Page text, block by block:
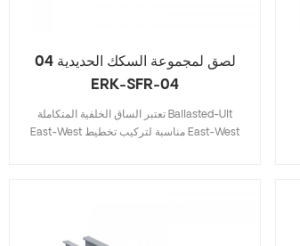
لصق لمجموعة السكك الحديدية 04
ERK-SFR-04
تعتبر الساق الخلفية المتكاملة Ballasted-Ult
East-West مناسبة لتركيب تخطيط East-West
المتكامل بين الشرق والغرب على تبسيط عدد